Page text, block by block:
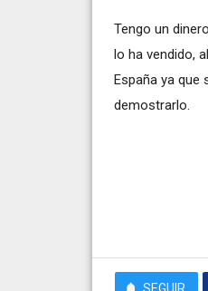
Tengo un
lo ha vendido,
España ya que
demostrarlo.
SEGUIR